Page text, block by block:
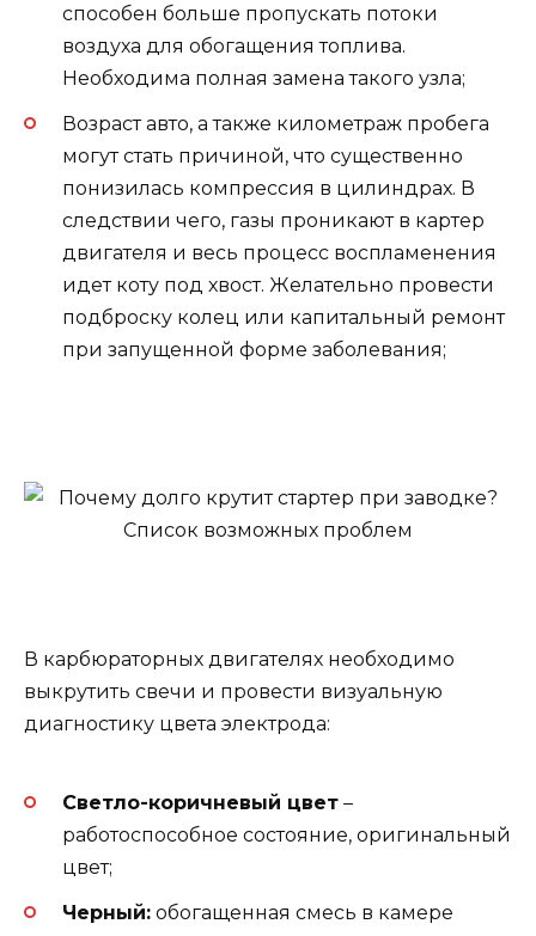
способен больше пропускать потоки
воздуха для обогащения топлива.
Необходима полная замена такого узла;
Возраст авто, а также километраж пробега
могут стать причиной, что существенно
понизилась компрессия в цилиндрах. В
следствии чего, газы проникают в картер
двигателя и весь процесс воспламенения
идет коту под хвост. Желательно провести
подброску колец или капитальный ремонт
при запущенной форме заболевания;
В карбюраторных двигателях необходимо
выкрутить свечи и провести визуальную
диагностику цвета электрода:
Светло-коричневый цвет –
работоспособное состояние, оригинальный
цвет;
Черный: обогащенная смесь в камере